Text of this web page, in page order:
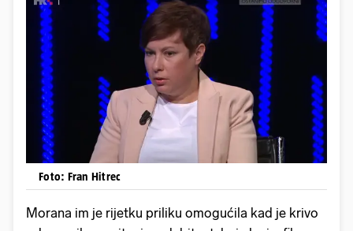
Foto: Fran Hitrec
Morana im je rijetku priliku omogućila kad je krivo